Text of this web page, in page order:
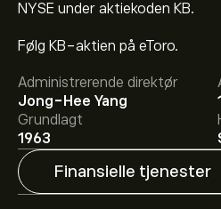
NYSE under aktiekoden KB.
Følg KB-aktien på eToro.
Administrerende direktør
Jong-Hee Yang
Grundlagt
1963
Finansielle tjenester
Den aktuelle KB-aktiekurs er
Det gennemsnitlige kursmål
ADR er 121.32‎$‎.
på
analytikernes aktieanbefaling
Aktieanalytikeres forventninger
Financial Group Inc-ADR